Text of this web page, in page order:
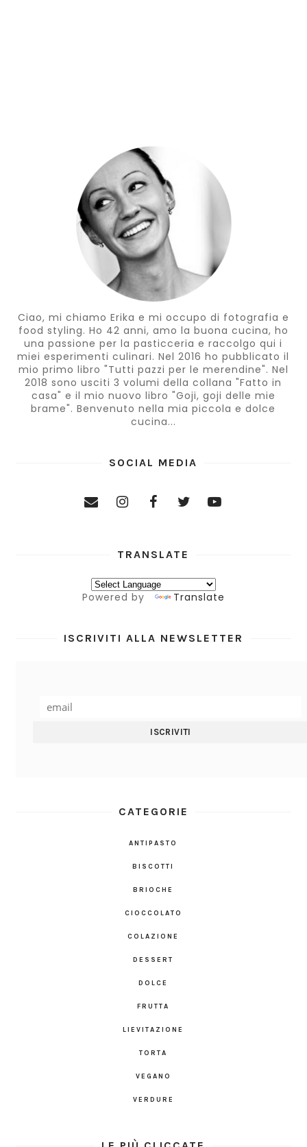
Ciao, mi chiamo Erika e mi occupo di fotografia e
food styling. Ho 42 anni, amo la buona cucina, ho
una passione per la pasticceria e raccolgo qui i
miei esperimenti culinari. Nel 2016 ho pubblicato il
mio primo libro "Tutti pazzi per le merendine". Nel
2018 sono usciti 3 volumi della collana "Fatto in
casa" e il mio nuovo libro "Goji, goji delle mie
brame". Benvenuto nella mia piccola e dolce
cucina...
SOCIAL MEDIA
TRANSLATE
Powered by Translate
ISCRIVITI ALLA NEWSLETTER
CATEGORIE
ANTIPASTO
BISCOTTI
BRIOCHE
CIOCCOLATO
COLAZIONE
DESSERT
DOLCE
FRUTTA
LIEVITAZIONE
TORTA
VEGANO
VERDURE